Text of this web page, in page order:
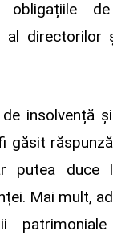
directorilor
insolvență
găsit
putea duce
Mai mult,